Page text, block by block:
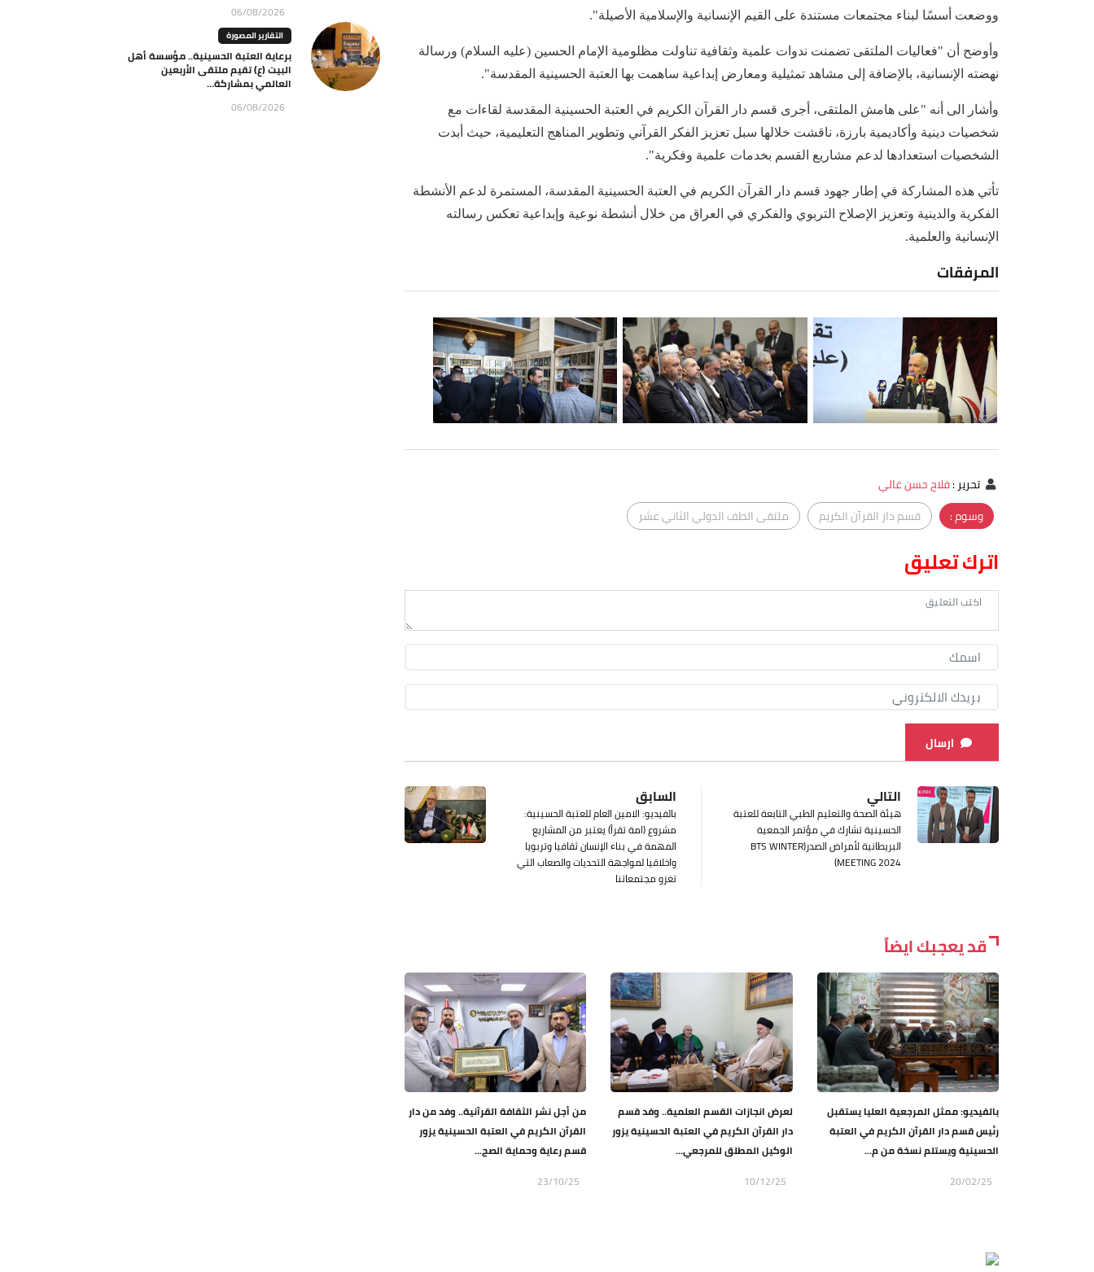
ووضعت أسسًا لبناء مجتمعات مستندة على القيم الإنسانية والإسلامية الأصيلة".
وأوضح أن "فعاليات الملتقى تضمنت ندوات علمية وثقافية تناولت مظلومية الإمام الحسين (عليه السلام) ورسالة
نهضته الإنسانية، بالإضافة إلى مشاهد تمثيلية ومعارض إبداعية ساهمت بها العتبة الحسينية المقدسة".
وأشار الى أنه "على هامش الملتقى، أجرى قسم دار القرآن الكريم في العتبة الحسينية المقدسة لقاءات مع
شخصيات دينية وأكاديمية بارزة، ناقشت خلالها سبل تعزيز الفكر القرآني وتطوير المناهج التعليمية، حيث أبدت
الشخصيات استعدادها لدعم مشاريع القسم بخدمات علمية وفكرية".
تأتي هذه المشاركة في إطار جهود قسم دار القرآن الكريم في العتبة الحسينية المقدسة، المستمرة لدعم الأنشطة
الفكرية والدينية وتعزيز الإصلاح التربوي والفكري في العراق من خلال أنشطة نوعية وإبداعية تعكس رسالته
الإنسانية والعلمية.
المرفقات
تحرير:فلاح حسن غالي
وسوم :
قسم دار القرآن الكريم ملتقى الطف الدولي الثاني عشر
اترك تعليق
ارسال
السابق
بالفيديو: الامين العام للعتبة الحسينية:
مشروع (امة تقرأ) يعتبر من المشاريع
المهمة في بناء الإنسان ثقافيا وتربويا
واخلاقيا لمواجهة التحديات والصعاب التي
تغزو مجتمعاتنا
التالي
هيئة الصحة والتعليم الطبي التابعة للعتبة
الحسينية تشارك في مؤتمر الجمعية
البريطانية لأمراض الصدر(BTS WINTER
MEETING 2024)
قد يعجبك ايضاً
بالفيديو: ممثل المرجعية العليا يستقبل
رئيس قسم دار القرآن الكريم في العتبة
الحسينية ويستلم نسخة من م...
20/02/25
لعرض انجازات القسم العلمية.. وفد قسم
دار القرآن الكريم في العتبة الحسينية يزور
الوكيل المطلق للمرجعي...
10/12/25
من أجل نشر الثقافة القرآنية.. وفد من دار
القرآن الكريم في العتبة الحسينية يزور
قسم رعاية وحماية الصح...
23/10/25
06/08/2026
التقارير المصورة
برعاية العتبة الحسينية.. مؤسسة أهل
البيت (ع) تقيم ملتقى الأربعين
العالمي بمشاركة...
06/08/2026